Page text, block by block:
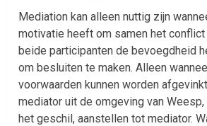
Mediation kan alleen nuttig zijn
motivatie heeft om samen het
beide participanten de bevoegdheid
om besluiten te maken. Alleen
voorwaarden kunnen worden
mediator uit de omgeving van
het geschil, aanstellen tot mediator.